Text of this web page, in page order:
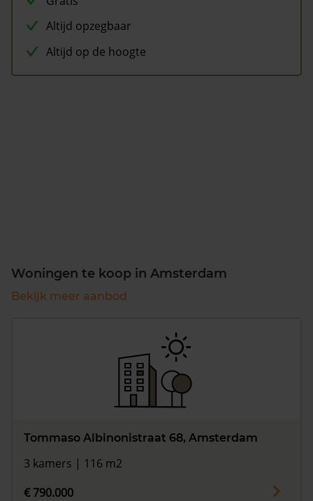
Altijd opzegbaar
Altijd op de hoogte
Woningen te koop in Amsterdam
Bekijk meer aanbod
Tommaso Albinonistraat 68, Amsterdam
3 kamers | 116 m2
€ 790.000